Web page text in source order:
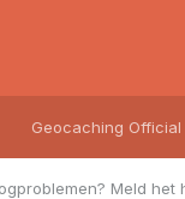
Meld het
Geocaching Official